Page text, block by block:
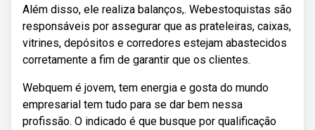
Além disso, ele realiza balanços,. Webestoquistas são
responsáveis por assegurar que as prateleiras, caixas,
vitrines, depósitos e corredores estejam abastecidos
corretamente a fim de garantir que os clientes.
Webquem é jovem, tem energia e gosta do mundo
empresarial tem tudo para se dar bem nessa
profissão. O indicado é que busque por qualificação